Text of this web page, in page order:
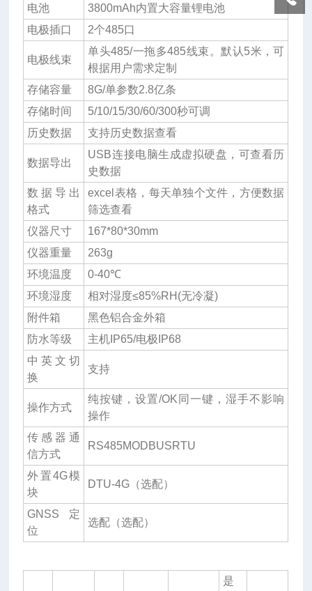
电池
3800mAh内置大容量锂电池
电极插口
2个485口
电极线束
单头485/一拖多485线束。默认5米，可
根据用户需求定制
存储容量
8G/单参数2.8亿条
存储时间
5/10/15/30/60/300秒可调
历史数据
支持历史数据查看
数据导出
USB连接电脑生成虚拟硬盘，可查看历
史数据
数据导出
格式
excel表格，每天单独个文件，方便数据
筛选查看
仪器尺寸
167*80*30mm
仪器重量
263g
环境温度
0-40℃
环境湿度
相对湿度≤85%RH(无冷凝)
附件箱
黑色铝合金外箱
防水等级
主机IP65/电极IP68
中英文切
换
支持
操作方式
纯按键，设置/OK同一键，湿手不影响
操作
传感器通
信方式
RS485MODBUSRTU
外置4G模
块
DTU-4G（选配）
GNSS定
位
选配（选配）
配
是